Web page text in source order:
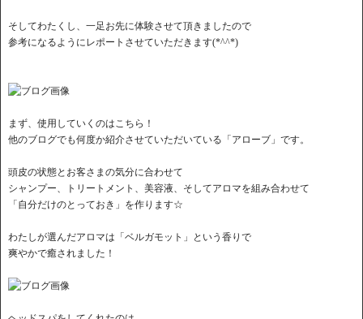
そしてわたくし、一足お先に体験させて頂きましたので
参考になるようにレポートさせていただきます(*^^*)
まず、使用していくのはこちら！
他のブログでも何度か紹介させていただいている「アローブ」です。
頭皮の状態とお客さまの気分に合わせて
シャンプー、トリートメント、美容液、そしてアロマを組み合わせて
「自分だけのとっておき」を作ります☆
わたしが選んだアロマは「ベルガモット」という香りで
爽やかで癒されました！